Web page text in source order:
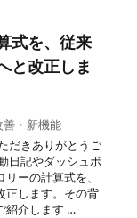
式を、従来
と改正しま
善・新機能
だきありがとうご
日記やダッシュボ
ーの計算式を、
正します。その背
紹介します …